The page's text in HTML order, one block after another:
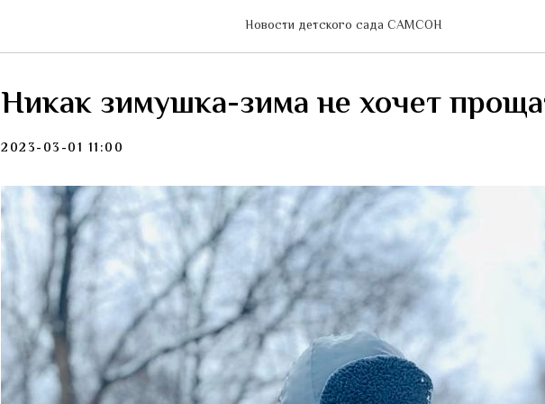
Новости детского сада САМСОН
Никак зимушка-зима не хочет
2023-03-01 11:00